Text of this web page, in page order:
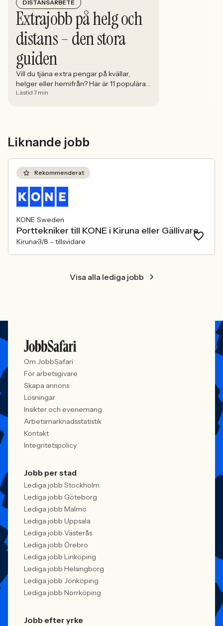
DISTANSARBETE
Extrajobb på helg och
distans – den stora
guiden
Vill du tjäna extra pengar på kvällar,
helger eller hemifrån? Här är 11 populära
extrajobb – från butik och servering till
Lästid 7 min
Liknande jobb
Rekommenderat
KONE Sweden
Porttekniker till KONE i Kiruna eller Gällivare
Kiruna3/8 – tillsvidare
Visa alla lediga jobb
Om JobbSafari
För arbetsgivare
Skapa annons
Lösningar
Insikter och evenemang
Arbetsmarknadsstatistik
Kontakt
Integritetspolicy
Jobb per stad
Lediga jobb Stockholm
Lediga jobb Göteborg
Lediga jobb Malmö
Lediga jobb Uppsala
Lediga jobb Västerås
Lediga jobb Örebro
Lediga jobb Linköping
Lediga jobb Helsingborg
Lediga jobb Jönköping
Lediga jobb Norrköping
Jobb efter yrke